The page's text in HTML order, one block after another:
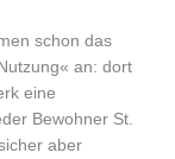
schon das
an: dort
eine
Bewohner St.
aber